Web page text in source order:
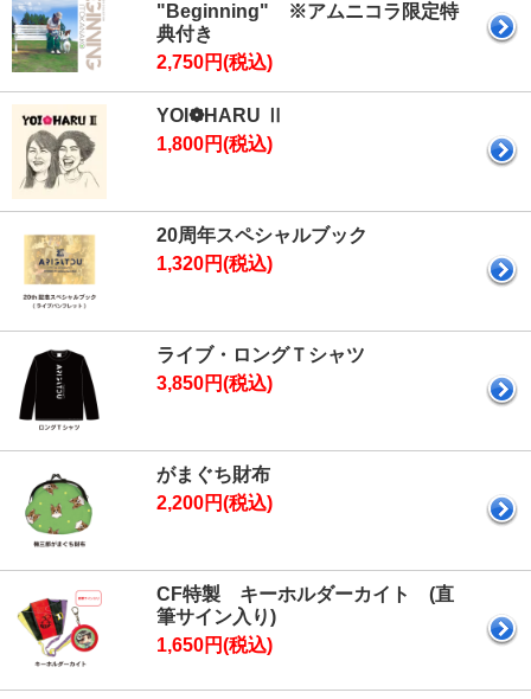
"Beginning" ※アムニコラ限定特
典付き
2,750円(税込)
YOI❁HARU Ⅱ
1,800円(税込)
20周年スペシャルブック
1,320円(税込)
ライブ・ロングＴシャツ
3,850円(税込)
がまぐち財布
2,200円(税込)
CF特製 キーホルダーカイト (直
筆サイン入り)
1,650円(税込)